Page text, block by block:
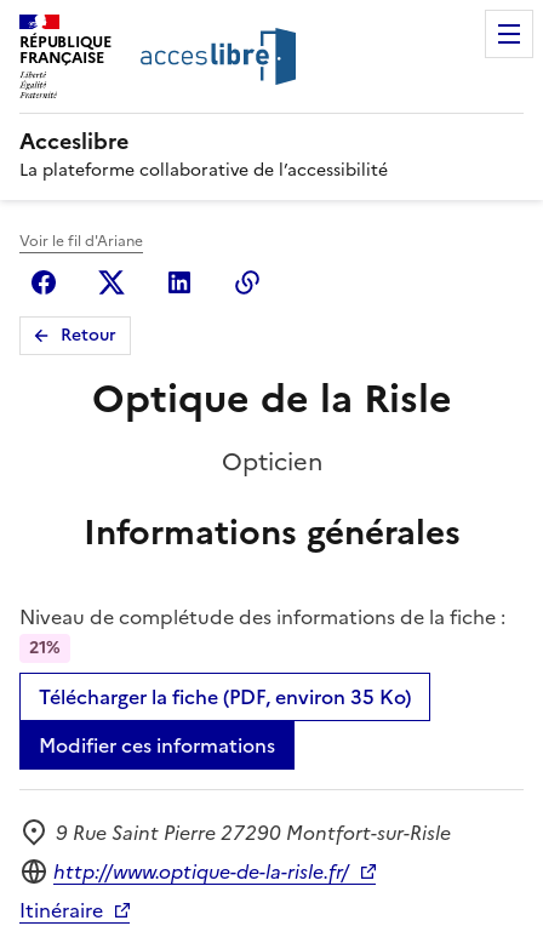
RÉPUBLIQUE
FRANÇAISE
Acceslibre
La plateforme collaborative de l’accessibilité
Voir le fil d'Ariane
FacebookX (anciennement Twitter)
Linkedin
Retour
Optique de la Risle
Opticien
Informations générales
Niveau de complétude des informations de la fiche :
21%
Télécharger la fiche (PDF, environ 35 Ko)
Modifier ces informations
Adresse
9 Rue Saint Pierre 27290 Montfort-sur-Risle
Site internet
http://www.optique-de-la-risle.fr/
Itinéraire